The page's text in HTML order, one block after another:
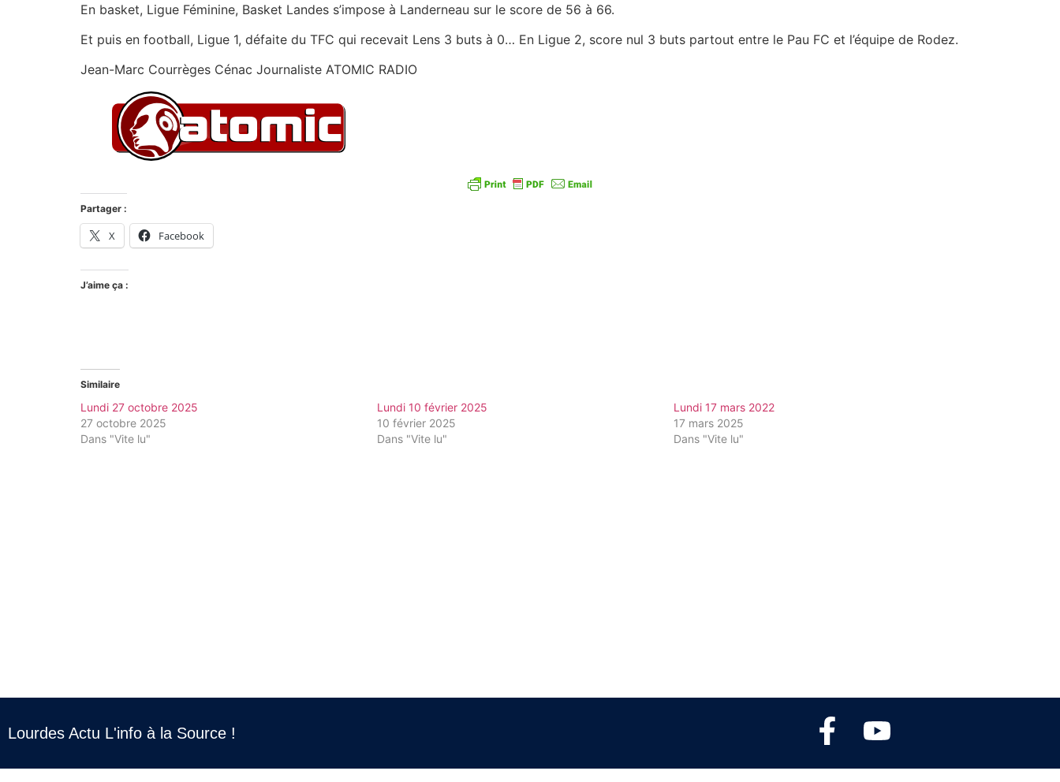
En basket, Ligue Féminine, Basket Landes s’impose à Landerneau sur le score de 56 à 66.
Et puis en football, Ligue 1, défaite du TFC qui recevait Lens 3 buts à 0… En Ligue 2, score nul 3 buts partout entre le Pau FC et l’équipe de Rodez.
Jean-Marc Courrèges Cénac Journaliste ATOMIC RADIO
Partager :
X Facebook
J’aime ça :
Similaire
Lundi 27 octobre 2025
27 octobre 2025
Dans "Vite lu"
Lundi 10 février 2025
10 février 2025
Dans "Vite lu"
Lundi 17 mars 2022
17 mars 2025
Dans "Vite lu"
Lourdes Actu L'info à la Source !